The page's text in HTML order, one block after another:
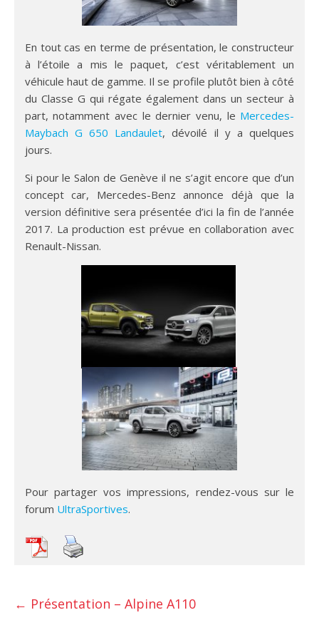
En tout cas en terme de présentation, le constructeur
à l’étoile a mis le paquet, c’est véritablement un
véhicule haut de gamme. Il se profile plutôt bien à côté
du Classe G qui régate également dans un secteur à
part, notamment avec le dernier venu, le Mercedes-
Maybach G 650 Landaulet, dévoilé il y a quelques
jours.
Si pour le Salon de Genève il ne s’agit encore que d’un
concept car, Mercedes-Benz annonce déjà que la
version définitive sera présentée d’ici la fin de l’année
2017. La production est prévue en collaboration avec
Renault-Nissan.
Pour partager vos impressions, rendez-vous sur le
forum UltraSportives.
← Présentation – Alpine A110